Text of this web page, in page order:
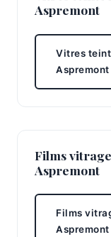
Aspremont
Vitres
Films
Aspremont
Films